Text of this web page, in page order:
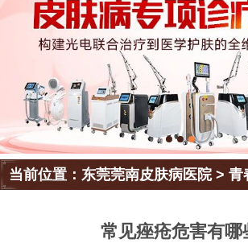
当前位置：东莞莞南皮肤病医院>青
常见痤疮危害有哪